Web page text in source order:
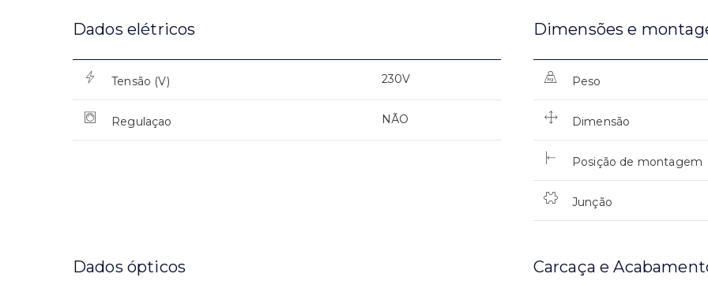
Dados elétricos
Tensão (V) 230V
Regulaçao NÃO
Dimensões e
Peso
Dimensão
Posição de montagem
Junção
Dados ópticos Carcaça e